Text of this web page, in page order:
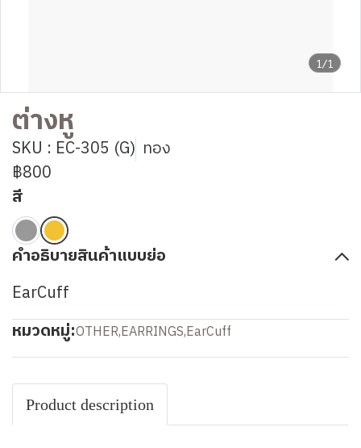
1/1
ต่างหู
SKU : EC-305 (G) ทอง
฿800
สี
คำอธิบายสินค้าแบบย่อ
EarCuff
หมวดหมู่:OTHER,EARRINGS,EarCuff
Product description